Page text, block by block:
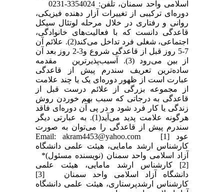
دوره‌ای ترکیبی از تغییرات آزار دهنده فیزیکی،
روانی و رفتاری در خلال مرحله لوتئال سیکل
قاعدگی دانست که با فعالیت‌های خانوادگی،
اجتماعی، شغلی فرد تداخل می‌کند(2). علائم آن
7-5 روز قبل از قاعدگی شروع و3-2 روز بعد آن
از بین می‌رود (3). آسیب‌پذیرترین مقدمه
ساده‌ترین تعریف سندرم پیش از قاعدگی
عبارت است از ظهور دوره‌ای یک یا چند علامت
از مجموعه بزرگی از علائم درست قبل از
قاعدگی به درجاتی که سبب بهم خوردن روش
زندگی یا کار فرد شود و در پی ﺁن دوره‌ای فاقد
هرگونه علامت پدید می‌آید(1). به عبارتی دیگر
سندرم پیش از قاعدگی را می‌توان به صورت
عود Email: akram4453@yahoo.com [1]
کارشناس ارشد مامایی، هیئت علمی دانشگاه
آزاد اسلامی واحد سمنان (نویسنده مسئول)*
[2] کارشناس ارشد مامایی، هیئت علمی
دانشگاه آزاد اسلامی واحد سمنان [3]
کارشناس ارشدپرستاری، هیئت علمی دانشگاه